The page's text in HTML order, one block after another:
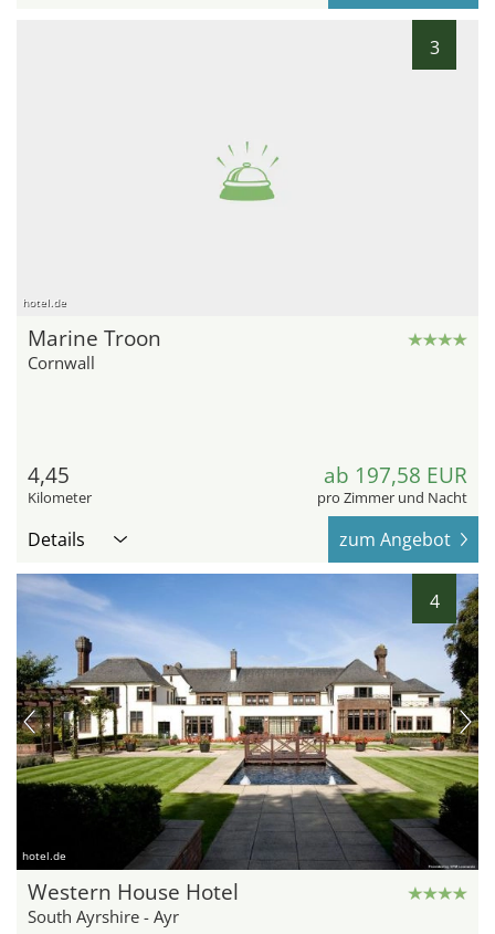
3
hotel.de
Marine Troon
Cornwall
4,45
Kilometer
ab 197,58 EUR
pro Zimmer und Nacht
Details zum Angebot
4
hotel.de
Western House Hotel
South Ayrshire - Ayr